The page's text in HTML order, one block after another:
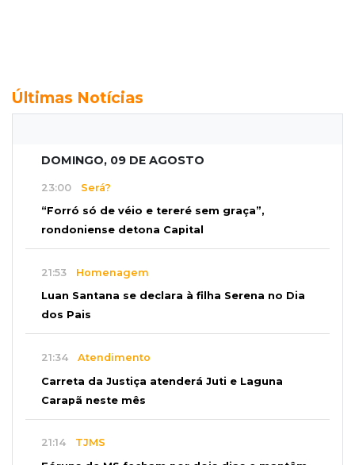
Últimas Notícias
DOMINGO, 09 DE AGOSTO
23:00 Será?
“Forró só de véio e tereré sem graça”,
rondoniense detona Capital
21:53 Homenagem
Luan Santana se declara à filha Serena no Dia
dos Pais
21:34 Atendimento
Carreta da Justiça atenderá Juti e Laguna
Carapã neste mês
21:14 TJMS